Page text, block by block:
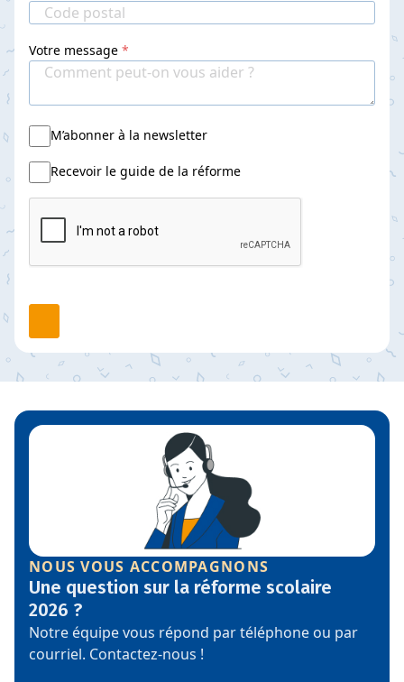
Votre message
M’abonner à la newsletter
Recevoir le guide de la réforme
NOUS VOUS ACCOMPAGNONS
Une question sur la réforme scolaire
2026 ?
Notre équipe vous répond par téléphone ou par
courriel. Contactez-nous !